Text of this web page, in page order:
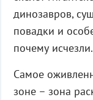
динозавров,
повадки и
почему исчезли.
Самое
зоне – зона